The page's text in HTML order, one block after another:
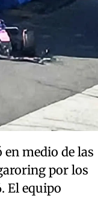
medio de las
por los
El equipo